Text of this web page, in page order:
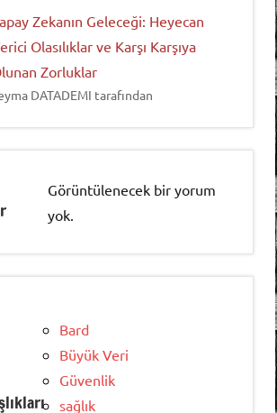
Zekanın Geleceği: Heyecan
Olasılıklar ve Karşı Karşıya
Zorluklar
DATADEMI tarafından
Görüntülenecek bir yorum
yok.
Bard
Büyük Veri
Güvenlik
sağlık